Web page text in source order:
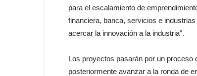
para el escalamiento de
financiera, banca, servicios e
acercar la innovación a la industria”.
Los proyectos pasarán por un proceso
posteriormente avanzar a la ronda de